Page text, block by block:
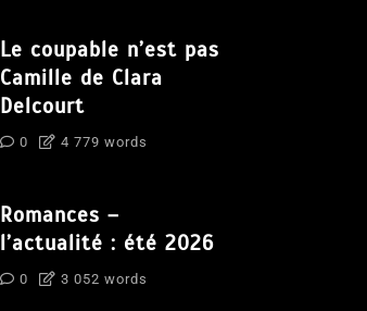
Le coupable n’est pas
Camille de Clara
Delcourt
0 4 779 words
Romances –
l’actualité : été 2026
0 3 052 words